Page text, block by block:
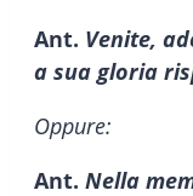
Ant. Venite,
a sua gloria
Oppure:
Ant. Nella